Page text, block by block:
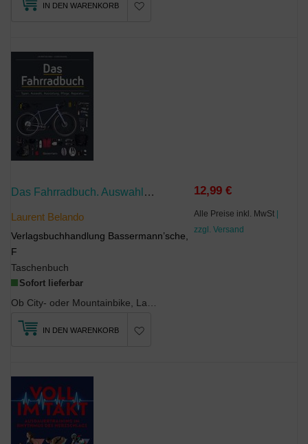
IN DEN WARENKORB
Das Fahrradbuch. Auswahl, Ausrüstung, Pflege, Reparatur, Wartung, Technik, Anschaffung, Ausstattung Und Zubehör
Laurent Belando
Verlagsbuchhandlung Bassermann’sche,
F
Taschenbuch
Sofort lieferbar
12,99 €
Alle Preise inkl. MwSt |
zzgl. Versand
IN DEN WARENKORB